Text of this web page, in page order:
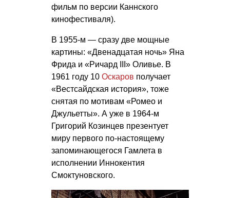
фильм по версии Каннского
кинофестиваля).
В 1955-м — сразу две мощные
картины: «Двенадцатая ночь» Яна
Фрида и «Ричард III» Оливье. В
1961 году 10 Оскаров получает
«Вестсайдская история», тоже
снятая по мотивам «Ромео и
Джульетты». А уже в 1964-м
Григорий Козинцев презентует
миру первого по-настоящему
запоминающегося Гамлета в
исполнении Иннокентия
Смоктуновского.